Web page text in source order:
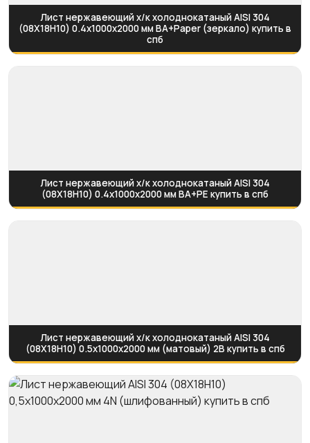
Лист нержавеющий х/к холоднокатаный AISI 304
(08Х18Н10) 0.4х1000х2000 мм BA+Paper (зеркало) купить в
спб
Лист нержавеющий х/к холоднокатаный AISI 304
(08Х18Н10) 0.4х1000х2000 мм BA+PE купить в спб
Лист нержавеющий х/к холоднокатаный AISI 304
(08Х18Н10) 0.5х1000х2000 мм (матовый) 2B купить в спб